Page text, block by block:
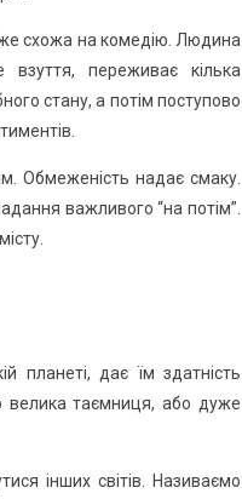
схожа на комедію. Людина
взуття, переживає кілька
стану, а потім поступово
Обмеженість надає смаку.
важливого “на потім”.
планеті, дає їм здатність
велика таємниця, або дуже
інших світів. Називаємо